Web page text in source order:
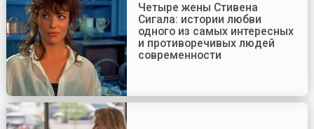
Четыре жены Стивена
Сигала: истории любви
одного из самых интересных
и противоречивых людей
современности